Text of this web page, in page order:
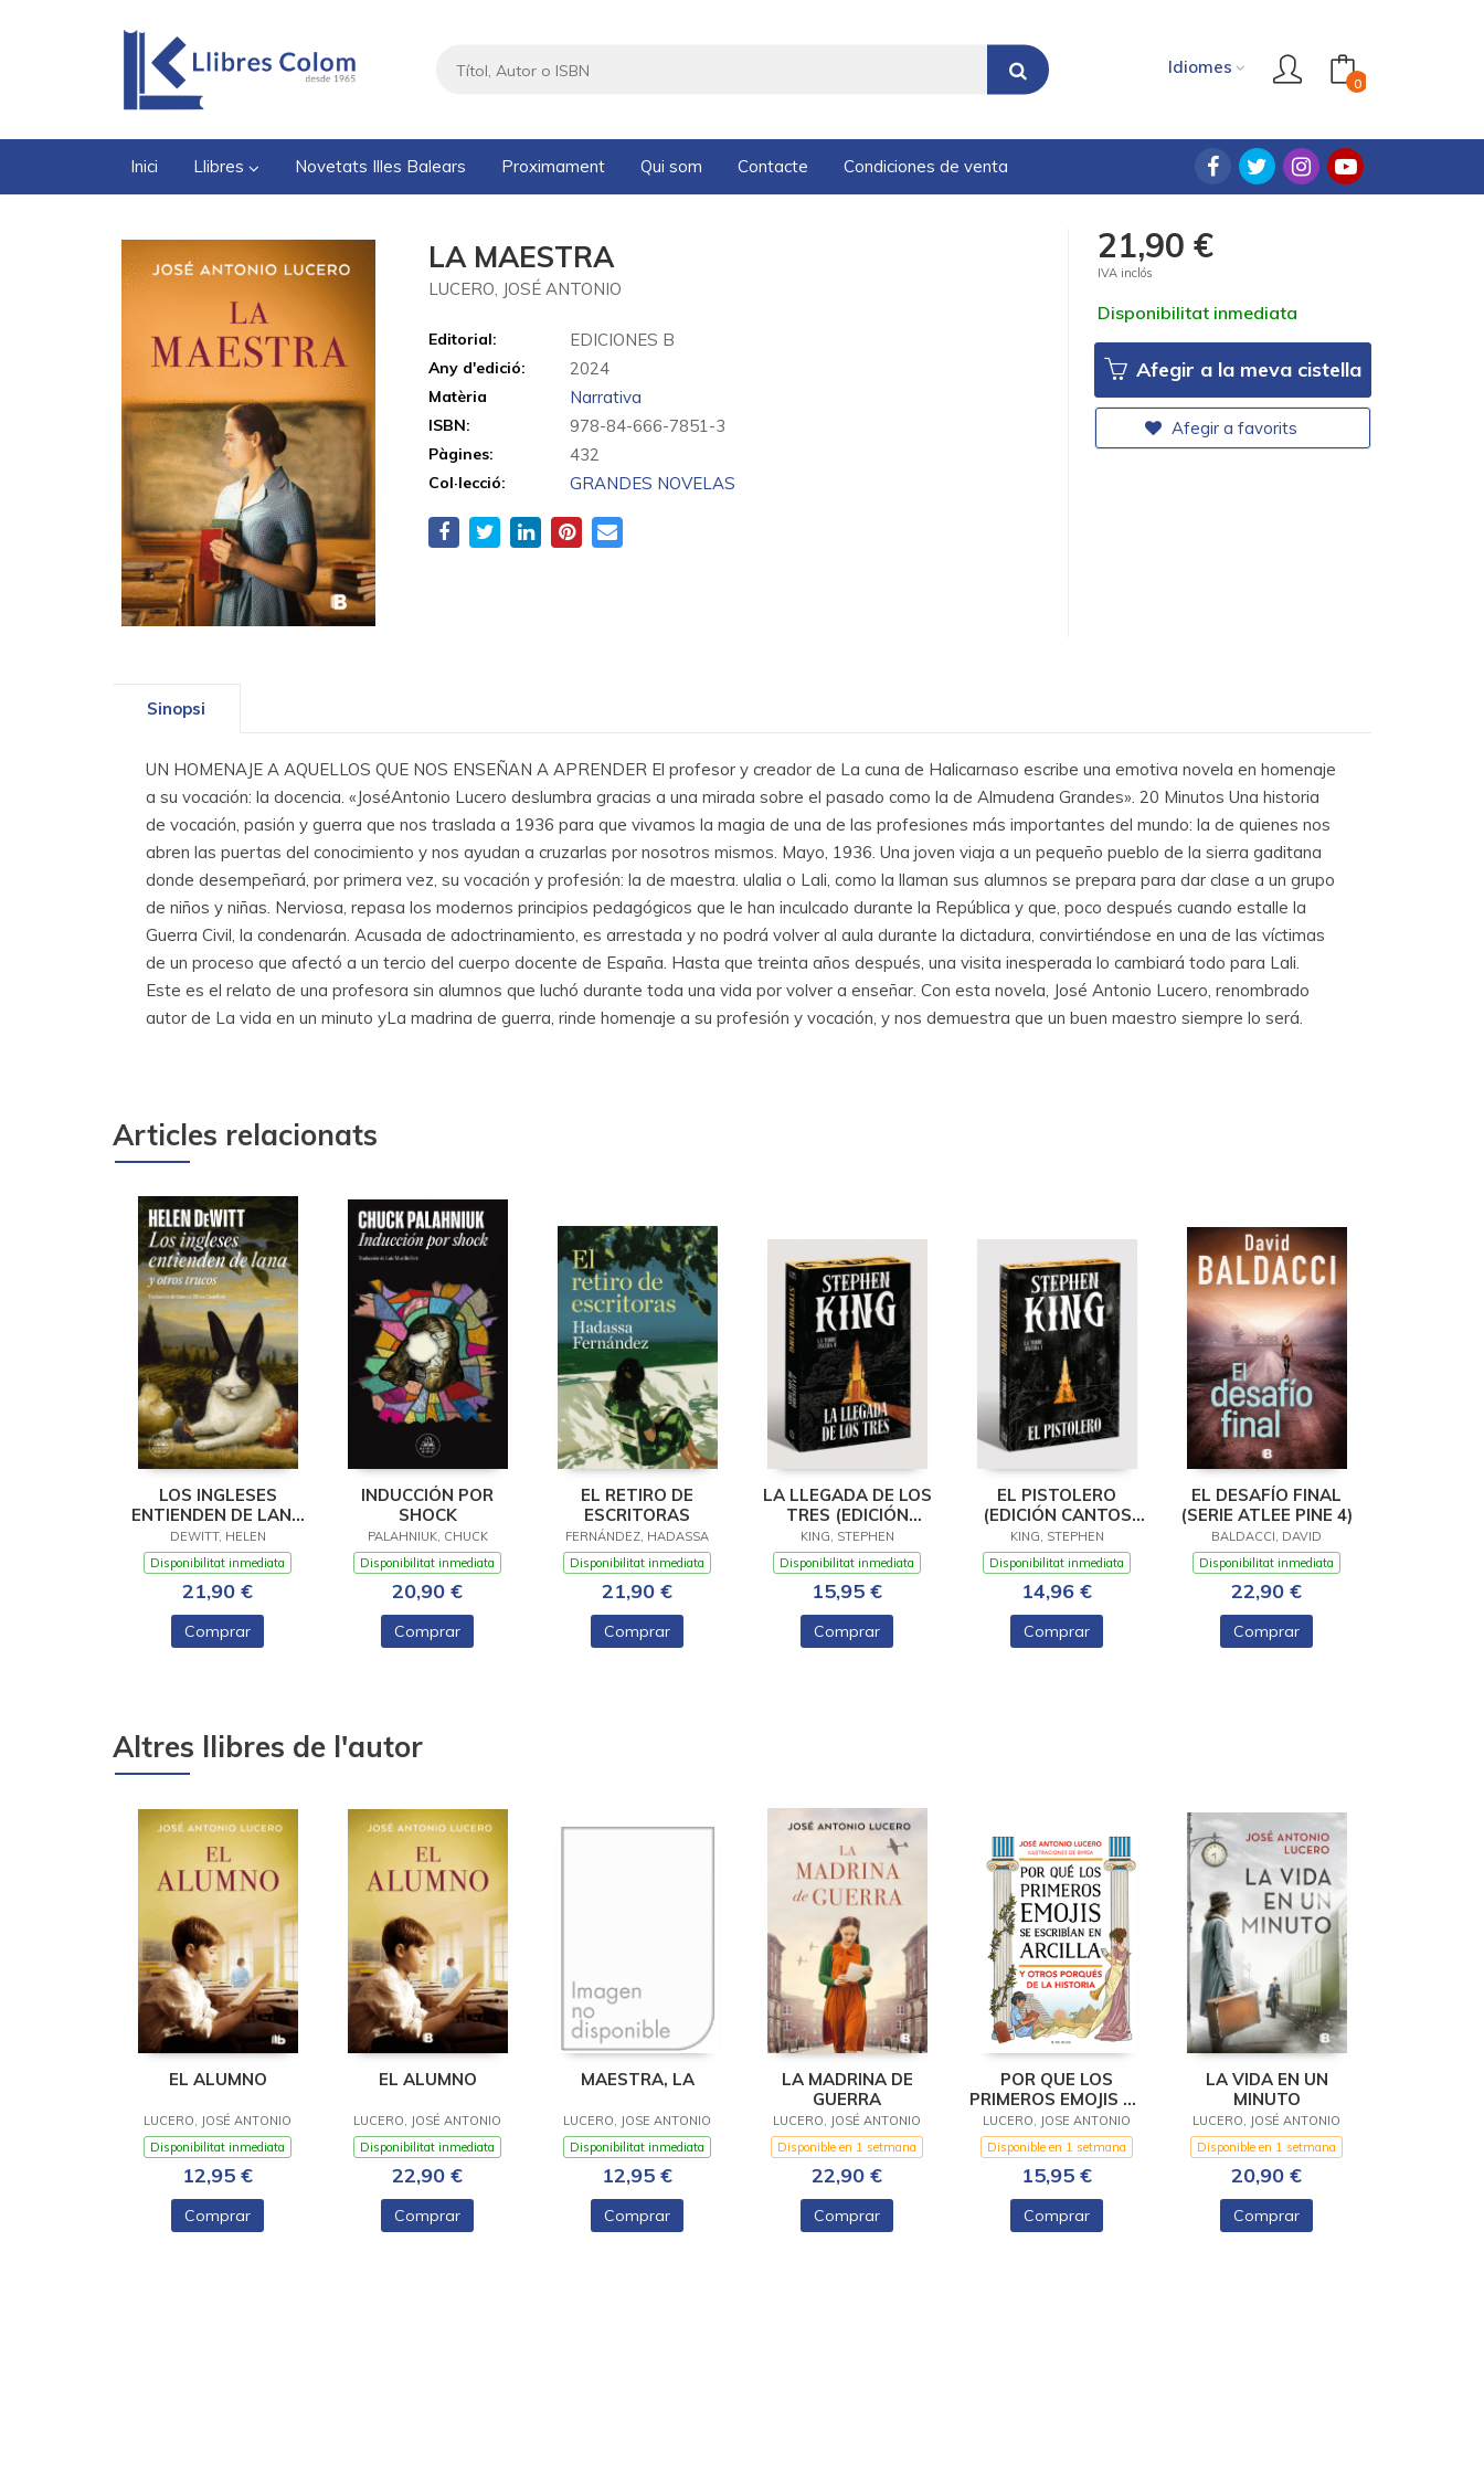
Idiomes
0
Inici Llibres Novetats Illes Balears Proximament Qui som Contacte Condiciones de venta
LA MAESTRA
LUCERO, JOSÉ ANTONIO
Editorial: EDICIONES B
Any d'edició: 2024
Matèria Narrativa
ISBN: 978-84-666-7851-3
Pàgines: 432
Col·lecció: GRANDES NOVELAS
21,90 €
IVA inclós
Disponibilitat inmediata
Afegir a la meva cistella
Afegir a favorits
Sinopsi
UN HOMENAJE A AQUELLOS QUE NOS ENSEÑAN A APRENDER El profesor y creador de La cuna de Halicarnaso escribe una emotiva novela en homenaje
a su vocación: la docencia. «JoséAntonio Lucero deslumbra gracias a una mirada sobre el pasado como la de Almudena Grandes». 20 Minutos Una historia
de vocación, pasión y guerra que nos traslada a 1936 para que vivamos la magia de una de las profesiones más importantes del mundo: la de quienes nos
abren las puertas del conocimiento y nos ayudan a cruzarlas por nosotros mismos. Mayo, 1936. Una joven viaja a un pequeño pueblo de la sierra gaditana
donde desempeñará, por primera vez, su vocación y profesión: la de maestra. ulalia o Lali, como la llaman sus alumnos se prepara para dar clase a un grupo
de niños y niñas. Nerviosa, repasa los modernos principios pedagógicos que le han inculcado durante la República y que, poco después cuando estalle la
Guerra Civil, la condenarán. Acusada de adoctrinamiento, es arrestada y no podrá volver al aula durante la dictadura, convirtiéndose en una de las víctimas
de un proceso que afectó a un tercio del cuerpo docente de España. Hasta que treinta años después, una visita inesperada lo cambiará todo para Lali.
Este es el relato de una profesora sin alumnos que luchó durante toda una vida por volver a enseñar. Con esta novela, José Antonio Lucero, renombrado
autor de La vida en un minuto yLa madrina de guerra, rinde homenaje a su profesión y vocación, y nos demuestra que un buen maestro siempre lo será.
Articles relacionats
LOS INGLESES
ENTIENDEN DE LANA
(Y OTROS TRUCOS)
DEWITT, HELEN
Disponibilitat inmediata
21,90 €
Comprar
INDUCCIÓN POR
SHOCK
PALAHNIUK, CHUCK
Disponibilitat inmediata
20,90 €
Comprar
EL RETIRO DE
ESCRITORAS
FERNÁNDEZ, HADASSA
Disponibilitat inmediata
21,90 €
Comprar
LA LLEGADA DE LOS
TRES (EDICIÓN
CANTOS TINTADOS)
(LA TORRE OSCURA
2)
KING, STEPHEN
Disponibilitat inmediata
15,95 €
Comprar
EL PISTOLERO
(EDICIÓN CANTOS
TINTADOS) (LA
TORRE OSCURA 1)
KING, STEPHEN
Disponibilitat inmediata
14,96 €
Comprar
EL DESAFÍO FINAL
(SERIE ATLEE PINE 4)
BALDACCI, DAVID
Disponibilitat inmediata
22,90 €
Comprar
Altres llibres de l'autor
EL ALUMNO
LUCERO, JOSÉ ANTONIO
Disponibilitat inmediata
12,95 €
Comprar
EL ALUMNO
LUCERO, JOSÉ ANTONIO
Disponibilitat inmediata
22,90 €
Comprar
MAESTRA, LA
LUCERO, JOSE ANTONIO
Disponibilitat inmediata
12,95 €
Comprar
LA MADRINA DE
GUERRA
LUCERO, JOSÉ ANTONIO
Disponible en 1 setmana
22,90 €
Comprar
POR QUE LOS
PRIMEROS EMOJIS SE
ESCRIBIAN
LUCERO, JOSE ANTONIO
Disponible en 1 setmana
15,95 €
Comprar
LA VIDA EN UN
MINUTO
LUCERO, JOSÉ ANTONIO
Disponible en 1 setmana
20,90 €
Comprar